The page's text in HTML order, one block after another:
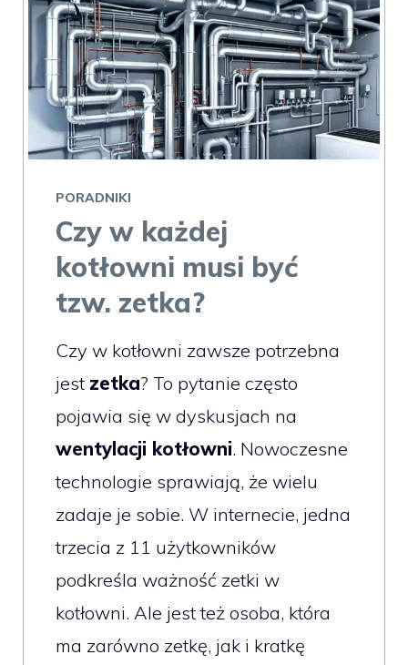
PORADNIKI
Czy w każdej
kotłowni musi być
tzw. zetka?
Czy w kotłowni zawsze potrzebna
jest zetka? To pytanie często
pojawia się w dyskusjach na
wentylacji kotłowni. Nowoczesne
technologie sprawiają, że wielu
zadaje je sobie. W internecie, jedna
trzecia z 11 użytkowników
podkreśla ważność zetki w
kotłowni. Ale jest też osoba, która
ma zarówno zetkę, jak i kratkę